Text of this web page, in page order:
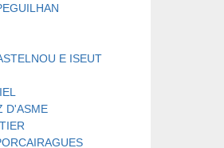
E ISEUT
D'ASME